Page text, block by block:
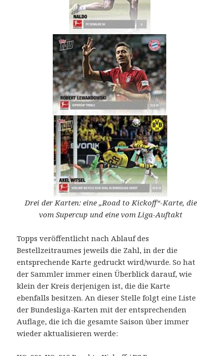
Drei der Karten: eine „Road to Kickoff“-Karte, die
vom Supercup und eine vom Liga-Auftakt
Topps veröffentlicht nach Ablauf des
Bestellzeitraumes jeweils die Zahl, in der die
entsprechende Karte gedruckt wird/wurde. So hat
der Sammler immer einen Überblick darauf, wie
klein der Kreis derjenigen ist, die die Karte
ebenfalls besitzen. An dieser Stelle folgt eine Liste
der Bundesliga-Karten mit der entsprechenden
Auflage, die ich die gesamte Saison über immer
wieder aktualisieren werde: